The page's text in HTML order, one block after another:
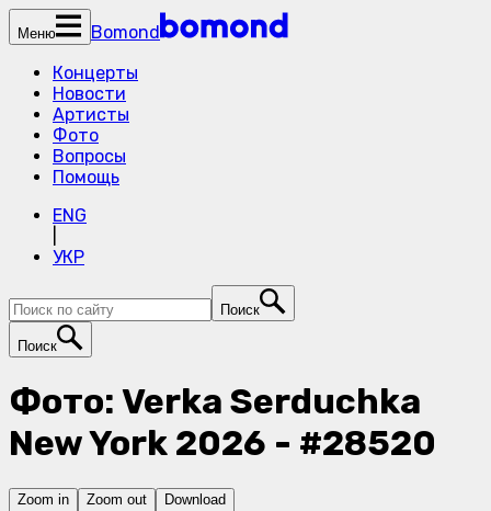
Меню
Bomond
Концерты
Новости
Артисты
Фото
Вопросы
Помощь
ENG
УКР
Поиск
Поиск
Фото: Verka Serduchka
New York 2026 - #28520
Zoom in Zoom out Download